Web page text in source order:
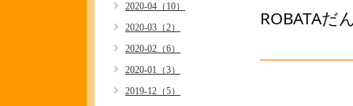
ROBATAだ
2020-04（10）
2020-03（2）
2020-02（6）
2020-01（3）
2019-12（5）